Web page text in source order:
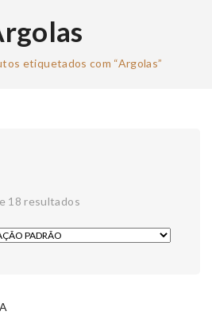
etiquetados com “Argolas”
18 resultados